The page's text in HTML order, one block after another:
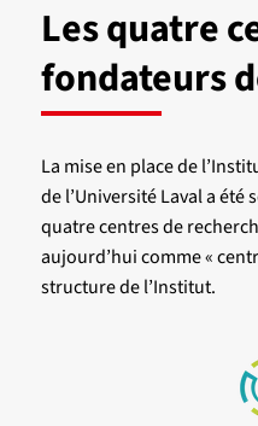
Les quatre
fondateurs
La mise en place de
de l’Université Laval a été
quatre centres de
aujourd’hui comme «
structure de l’Institut.